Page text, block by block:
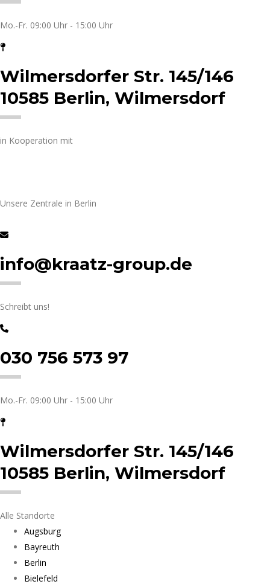
Mo.-Fr. 09:00 Uhr - 15:00 Uhr
Wilmersdorfer Str. 145/146
10585 Berlin, Wilmersdorf
in Kooperation mit
Unsere Zentrale in Berlin
info@kraatz-group.de
Schreibt uns!
030 756 573 97
Mo.-Fr. 09:00 Uhr - 15:00 Uhr
Wilmersdorfer Str. 145/146
10585 Berlin, Wilmersdorf
Alle Standorte
Augsburg
Bayreuth
Berlin
Bielefeld